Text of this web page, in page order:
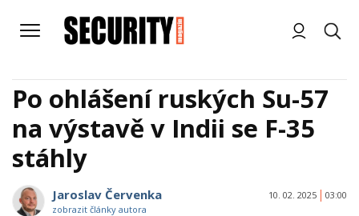
Po ohlášení ruských Su-57
na výstavě v Indii se F-35
stáhly
Jaroslav Červenka
zobrazit články autora
10. 02. 2025 03:00